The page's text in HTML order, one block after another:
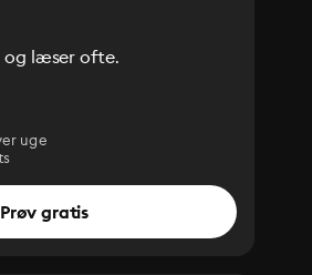
og læser ofte.
uge
Prøv gratis